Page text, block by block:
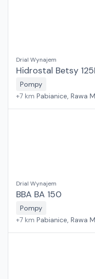
Drial Wynajem
Hidrostal Betsy
Pompy
+7 km Pabianice, Rawa
Drial Wynajem
BBA BA 150
Pompy
+7 km Pabianice, Rawa